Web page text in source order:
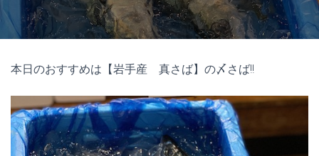
本日のおすすめは【岩手産 真さば】の〆さば!!